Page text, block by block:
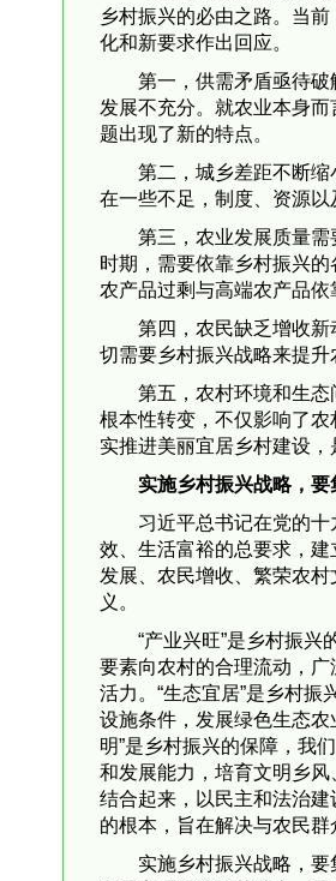
乡村振兴的必由之路。当
化和新要求作出回应。
第一，供需矛盾亟待
发展不充分。就农业本身
题出现了新的特点。
第二，城乡差距不断
在一些不足，制度、资源以
第三，农业发展质量
时期，需要依靠乡村振兴
农产品过剩与高端农产品依
第四，农民缺乏增收
切需要乡村振兴战略来提升
第五，农村环境和生
根本性转变，不仅影响了
实推进美丽宜居乡村建设，
实施乡村振兴战略，
习近平总书记在党的
效、生活富裕的总要求，
发展、农民增收、繁荣农
义。
“产业兴旺”是乡村振
要素向农村的合理流动，
活力。“生态宜居”是乡村
设施条件，发展绿色生态
明”是乡村振兴的保障，我
和发展能力，培育文明乡
结合起来，以民主和法治
的根本，旨在解决与农民
实施乡村振兴战略，